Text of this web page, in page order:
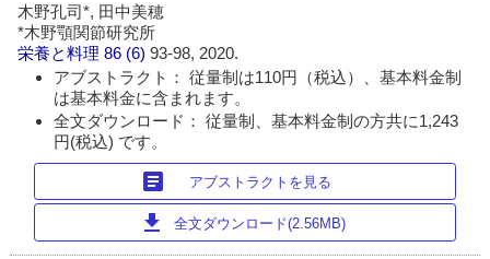
木野孔司*, 田中美穂
*木野顎関節研究所
栄養と料理 86 (6)93-98, 2020.
アブストラクト： 従量制は110円（税込）、基本料金制
は基本料金に含まれます。
全文ダウンロード： 従量制、基本料金制の方共に1,243
円(税込) です。
article アブストラクトを見る
download 全文ダウンロード(2.56MB)